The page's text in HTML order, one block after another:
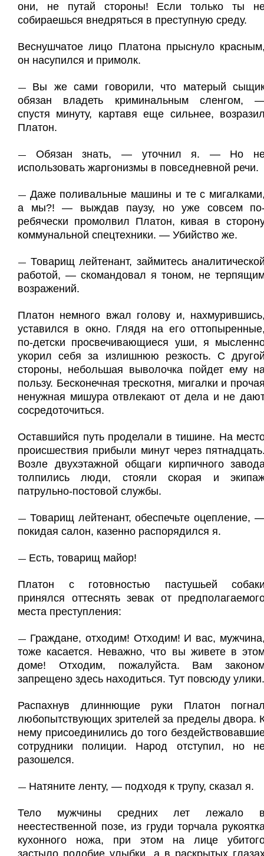
они, не путай стороны! Если только ты
собираешься внедряться в преступную среду.
Веснушчатое лицо Платона прыснуло
он насупился и примолк.
— Вы же сами говорили, что матерый
обязан владеть криминальным сленгом,
спустя минуту, картавя еще сильнее,
Платон.
— Обязан знать, — уточнил я. — Но
использовать жаргонизмы в повседневной речи.
— Даже поливальные машины и те с
а мы?! — выждав паузу, но уже совсем
ребячески промолвил Платон, кивая в
коммунальной спецтехники. — Убийство же.
— Товарищ лейтенант, займитесь
работой, — скомандовал я тоном, не
возражений.
Платон немного вжал голову и,
уставился в окно. Глядя на его
по-детски просвечивающиеся уши, я
укорил себя за излишнюю резкость. С
стороны, небольшая выволочка пойдет ему
пользу. Бесконечная трескотня, мигалки и
ненужная мишура отвлекают от дела и не
сосредоточиться.
Оставшийся путь проделали в тишине. На
происшествия прибыли минут через
Возле двухэтажной общаги кирпичного
толпились люди, стояли скорая и
патрульно-постовой службы.
— Товарищ лейтенант, обеспечьте оцепление,
покидая салон, казенно распорядился я.
— Есть, товарищ майор!
Платон с готовностью пастушьей
принялся оттеснять зевак от
места преступления:
— Граждане, отходим! Отходим! И вас,
тоже касается. Неважно, что вы живете в
доме! Отходим, пожалуйста. Вам
запрещено здесь находиться. Тут повсюду улики.
Распахнув длиннющие руки Платон
любопытствующих зрителей за пределы двора.
нему присоединились до того
сотрудники полиции. Народ отступил, но
разошелся.
— Натяните ленту, — подходя к трупу, сказал я.
Тело мужчины средних лет лежало
неестественной позе, из груди торчала
кухонного ножа, при этом на лице
застыло подобие улыбки, а в раскрытых